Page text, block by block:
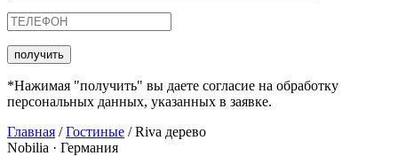
*Нажимая "получить" вы даете согласие на обработку
персональных данных, указанных в заявке.
Главная /Гостиные / Riva дерево
Nobilia · Германия